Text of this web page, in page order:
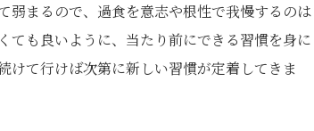
弱まるので、過食を意志や根性で我慢するのは
ても良いように、当たり前にできる習慣を身に
けて行けば次第に新しい習慣が定着してきま